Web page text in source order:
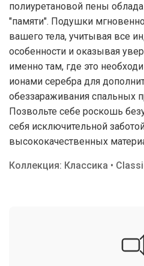
полиуретановой пены
"памяти". Подушки
вашего тела, учитывая все
особенности и оказывая
именно там, где это
ионами серебра для
обеззараживания спальных
Позвольте себе роскошь
себя исключительной
высококачественных
Коллекция: Классика •